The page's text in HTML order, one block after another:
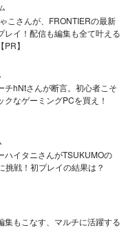
こさんが、FRONTIERの最新
レイ！配信も編集も全て叶える
】
チhNtさんが断言。初心者こそ
クなゲーミングPCを買え！
ハイタニさんがTSUKUMOの
挑戦！初プレイの結果は？
集もこなす、マルチに活躍する